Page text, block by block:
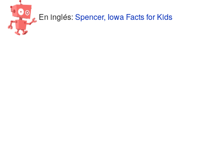
En inglés: Spencer, Iowa Facts for Kids